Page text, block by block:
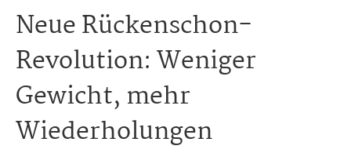
Neue Rückenschon-
Revolution: Weniger
Gewicht, mehr
Wiederholungen